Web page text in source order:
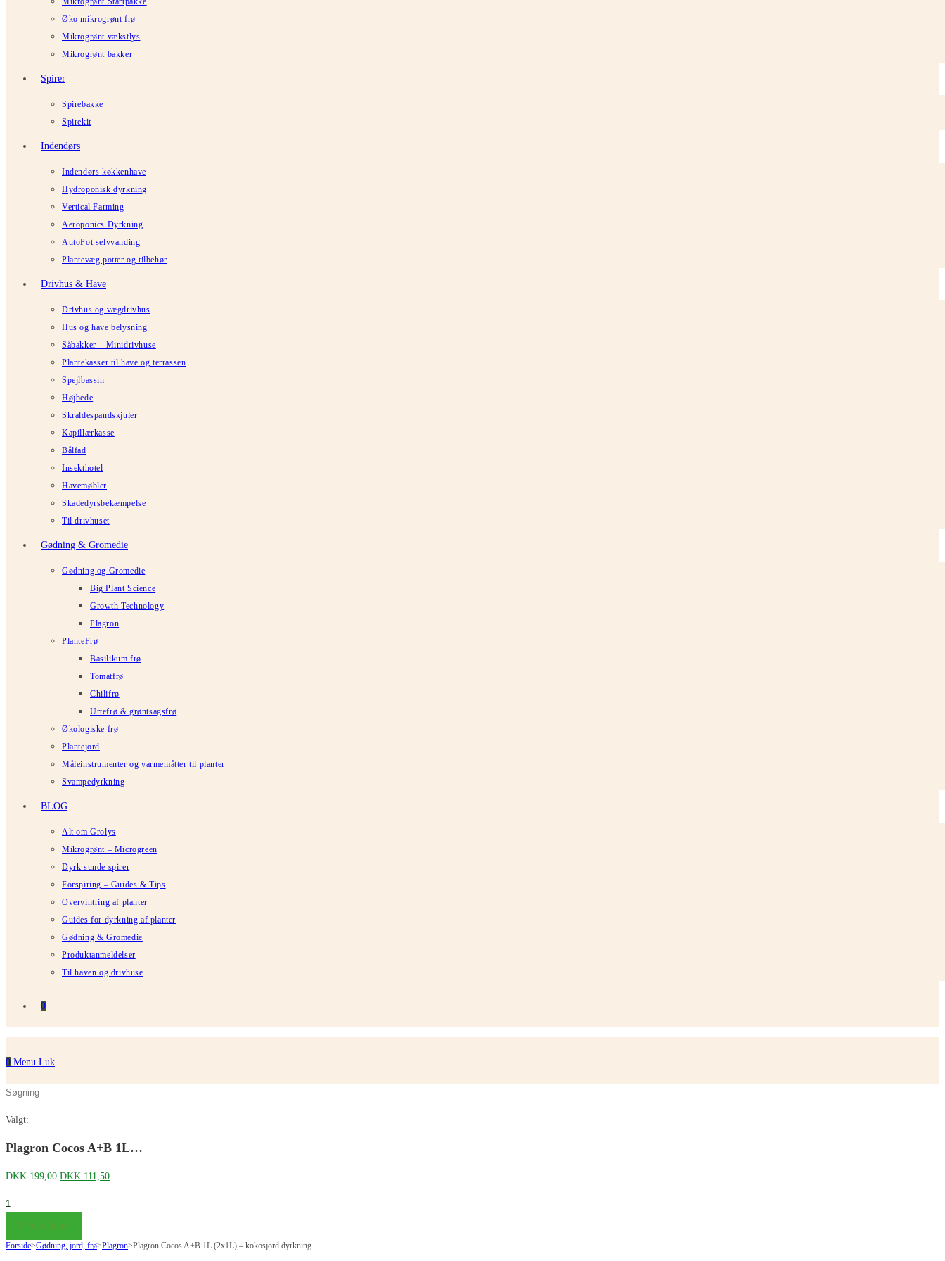
Øko mikrogrønt frø
Mikrogrønt vækstlys
Mikrogrønt bakker
Spirer
Spirebakke
Spirekit
Indendørs
Indendørs køkkenhave
Hydroponisk dyrkning
Vertical Farming
Aeroponics Dyrkning
AutoPot selvvanding
Plantevæg potter og tilbehør
Drivhus & Have
Drivhus og vægdrivhus
Hus og have belysning
Såbakker – Minidrivhuse
Plantekasser til have og terrassen
Spejlbassin
Højbede
Skraldespandskjuler
Kapillærkasse
Bålfad
Insekthotel
Havemøbler
Skadedyrsbekæmpelse
Til drivhuset
Gødning & Gromedie
Gødning og Gromedie
Big Plant Science
Growth Technology
Plagron
PlanteFrø
Basilikum frø
Tomatfrø
Chilifrø
Urtefrø & grøntsagsfrø
Økologiske frø
Plantejord
Måleinstrumenter og varmemåtter til planter
Svampedyrkning
BLOG
Alt om Grolys
Mikrogrønt – Microgreen
Dyrk sunde spirer
Forspiring – Guides & Tips
Overvintring af planter
Guides for dyrkning af planter
Gødning & Gromedie
Produktanmeldelser
Til haven og drivhuse
0
0 Menu Luk
Søg
denne
hjemmeside
Valgt:
Plagron Cocos A+B 1L…
DKK199,00 Den
pris
var:
DKK 199,00.
DKK 111,50Den
DKK 111,50.
Plagron
Cocos
A+B
Tilføj til kurv
Forside>Gødning, jord, frø>Plagron>Plagron Cocos A+B 1L (2x1L) – kokosjord dyrkning